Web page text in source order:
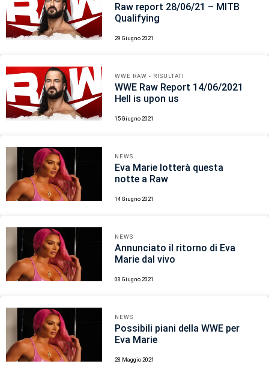
Raw report 28/06/21 – MITB
Qualifying
29 Giugno 2021
WWE RAW - RISULTATI
WWE Raw Report 14/06/2021
Hell is upon us
15 Giugno 2021
NEWS
Eva Marie lotterà questa
notte a Raw
14 Giugno 2021
NEWS
Annunciato il ritorno di Eva
Marie dal vivo
08 Giugno 2021
NEWS
Possibili piani della WWE per
Eva Marie
28 Maggio 2021